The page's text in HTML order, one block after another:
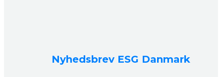
Nyhedsbrev ESG Danmark